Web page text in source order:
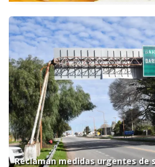
Reclaman medidas urgentes de